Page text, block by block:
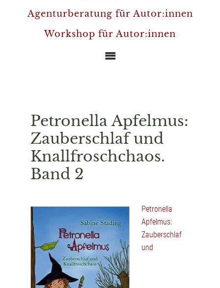
Agenturberatung für Autor:innen
Workshop für Autor:innen
Petronella Apfelmus:
Zauberschlaf und
Knallfroschchaos.
Band 2
Petronella
Apfelmus:
Zauberschlaf
und